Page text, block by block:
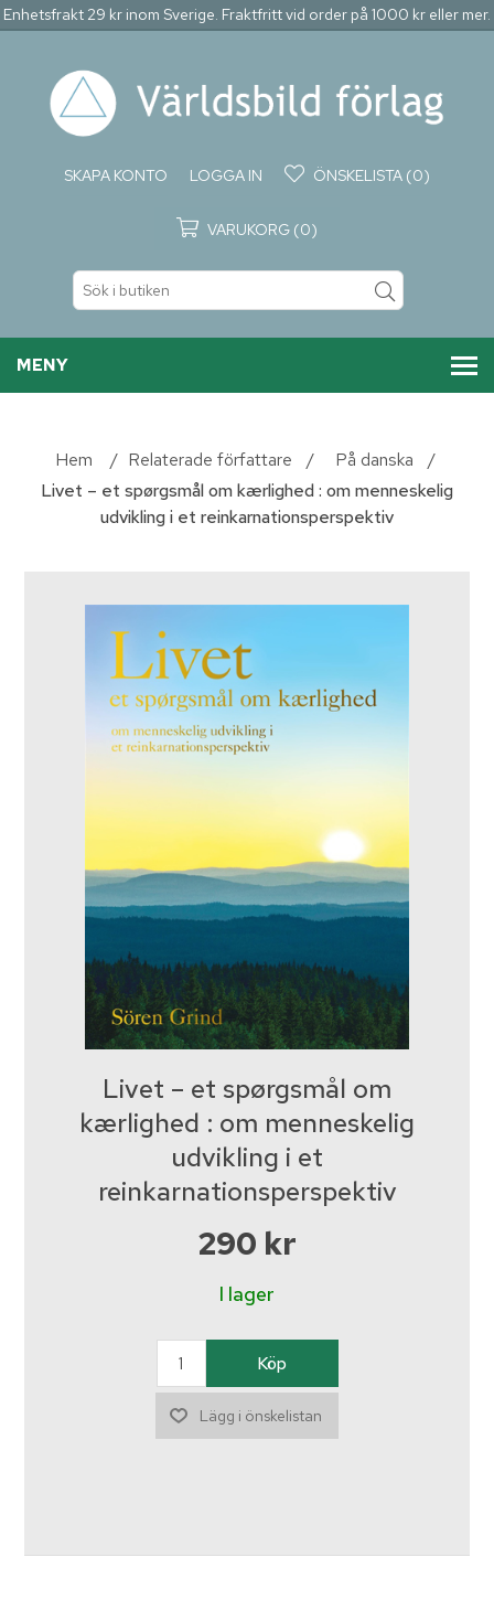
Enhetsfrakt 29 kr inom Sverige. Fraktfritt vid order på 1000 kr eller mer.
SKAPA KONTO LOGGA IN ÖNSKELISTA (0)
VARUKORG (0)
MENY
Hem / Relaterade författare / På danska
/
Livet – et spørgsmål om kærlighed : om menneskelig
udvikling i et reinkarnationsperspektiv
Livet – et spørgsmål om
kærlighed : om menneskelig
udvikling i et
reinkarnationsperspektiv
290 kr
I lager